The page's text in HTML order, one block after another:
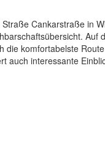
Cankarstraße in
komfortabelste
auch interessante